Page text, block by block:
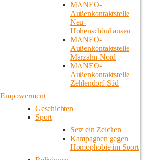
MANEO-
Außenkontaktstelle
Neu-
Hohenschönhausen
MANEO-
Außenkontaktstelle
Marzahn-Nord
MANEO-
Außenkontaktstelle
Zehlendorf-Süd
Empowerment
Geschichten
Sport
Setz ein Zeichen
Kampagnen gegen
Homophobie im Sport